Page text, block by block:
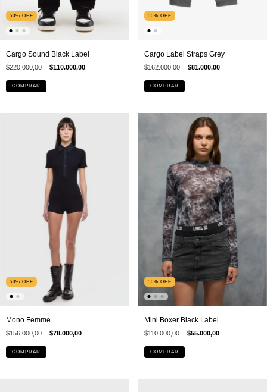
50% OFF
Cargo Sound Black Label
$220.000,00 $110.000,00
COMPRAR
50% OFF
Cargo Label Straps Grey
$162.000,00 $81.000,00
COMPRAR
50% OFF
Mono Femme
$156.000,00 $78.000,00
COMPRAR
50% OFF
Mini Boxer Black Label
$110.000,00 $55.000,00
COMPRAR